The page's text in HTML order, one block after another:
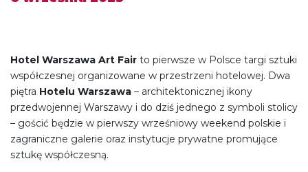
Hotel Warszawa Art Fair to pierwsze w Polsce targi sztuki
współczesnej organizowane w przestrzeni hotelowej. Dwa
piętra Hotelu Warszawa – architektonicznej ikony
przedwojennej Warszawy i do dziś jednego z symboli stolicy
– gościć będzie w pierwszy wrześniowy weekend polskie i
zagraniczne galerie oraz instytucje prywatne promujące
sztukę współczesną.